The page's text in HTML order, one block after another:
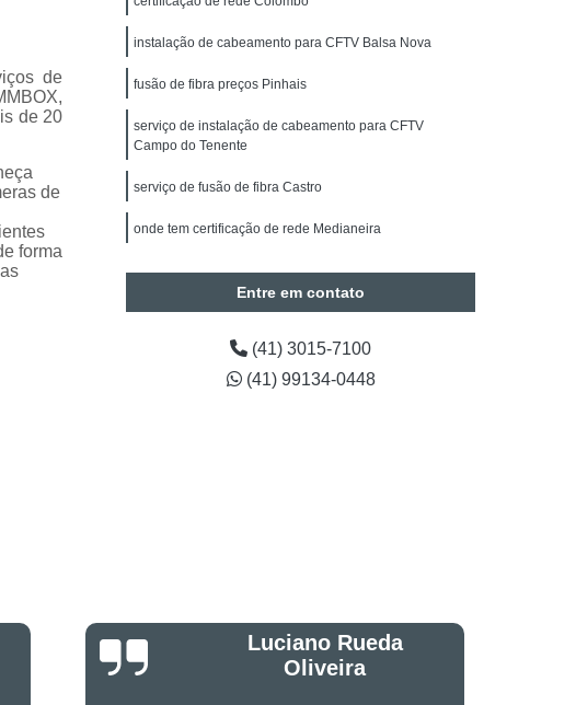
Instalação de Sistemas de Alarmes de Intrusão
Speedrite
Manutenção de Segurança Eletrônica
Curitiba
Manutenção de Segurança Eletrônica Paraná
de Obras
Instalação Câmeras BOSCH
de CFTV
Curitiba
Instalação de Câmera de Segurança Paraná
Axis
Instalação de Câmeras Intelbras
de Sistema de Análise de Vídeo
de Projetos em Automação
de Projetos em Automação Curitiba
Paraná
de
de 20
de
forma
instalação de cabeamento para CFTV Balsa Nova
fusão de fibra preços Pinhais
serviço de instalação de cabeamento para CFTV
Campo do Tenente
serviço de fusão de fibra Castro
onde tem certificação de rede Medianeira
Entre em contato
(41) 3015-7100
(41) 99134-0448